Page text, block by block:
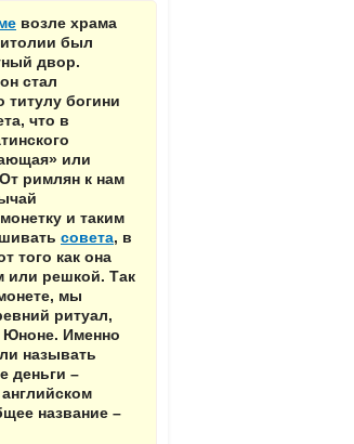
возле храма
был
двор.
стал
титулу богини
что в
или
римлян к нам
и таким
совета, в
того как она
или решкой. Так
мы
ритуал,
Именно
называть
деньги –
название –